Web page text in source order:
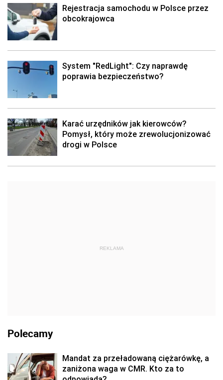
Rejestracja samochodu w Polsce przez
obcokrajowca
System "RedLight": Czy naprawdę
poprawia bezpieczeństwo?
Karać urzędników jak kierowców?
Pomysł, który może zrewolucjonizować
drogi w Polsce
REKLAMA
Polecamy
Mandat za przeładowaną ciężarówkę, a
zaniżona waga w CMR. Kto za to